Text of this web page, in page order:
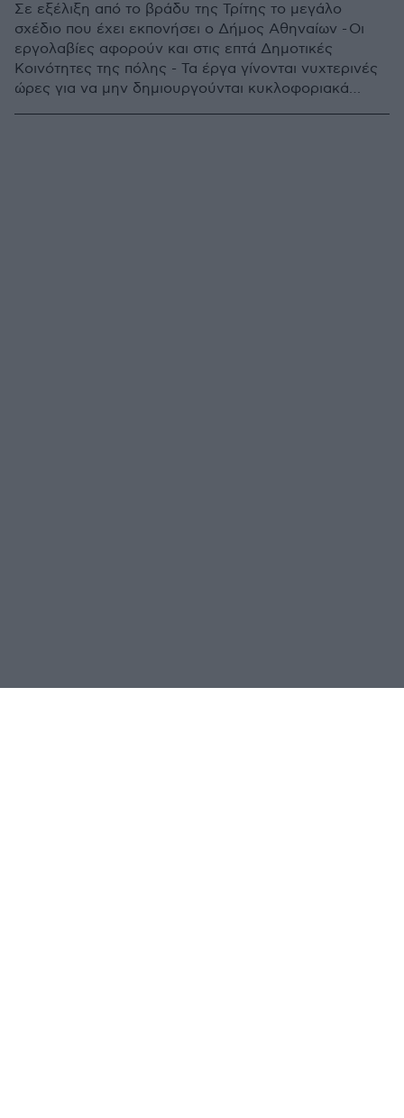
Σε εξέλιξη από το βράδυ της Τρίτης το μεγάλο
σχέδιο που έχει εκπονήσει ο Δήμος Αθηναίων - Οι
εργολαβίες αφορούν και στις επτά Δημοτικές
Κοινότητες της πόλης - Τα έργα γίνονται νυχτερινές
ώρες για να μην δημιουργούνται κυκλοφοριακά